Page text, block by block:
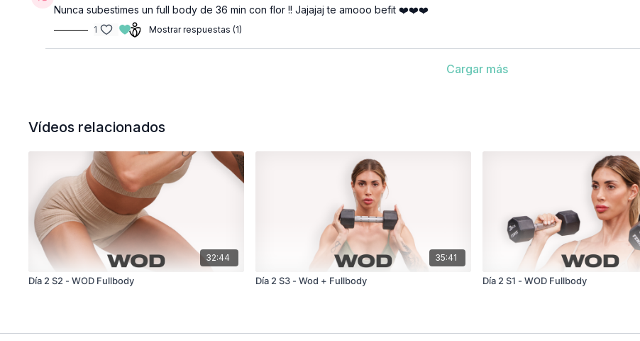
Nunca subestimes un full body de 36 min con flor !! Jajajaj te amooo befit ❤️❤️❤️
1 Mostrar respuestas (1)
Cargar más
Vídeos relacionados
32:44
Día 2 S2 - WOD Fullbody
35:41
Día 2 S3 - Wod + Fullbody Día 2 S1 - WOD Fullbody